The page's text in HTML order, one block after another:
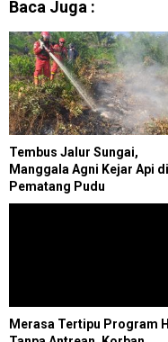
Baca Juga :
Tembus Jalur Sungai,
Manggala Agni Kejar Api di
Pematang Pudu
Merasa Tertipu Program